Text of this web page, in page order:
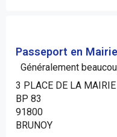
Passeport en
Généralement
3 PLACE DE LA MAIRIE
BP 83
91800
BRUNOY